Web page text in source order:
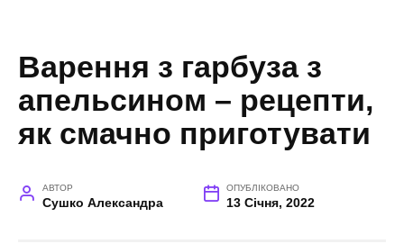
Варення з гарбуза з
апельсином – рецепти,
як смачно приготувати
АВТОР
Сушко Александра
ОПУБЛІКОВАНО
13 Січня, 2022